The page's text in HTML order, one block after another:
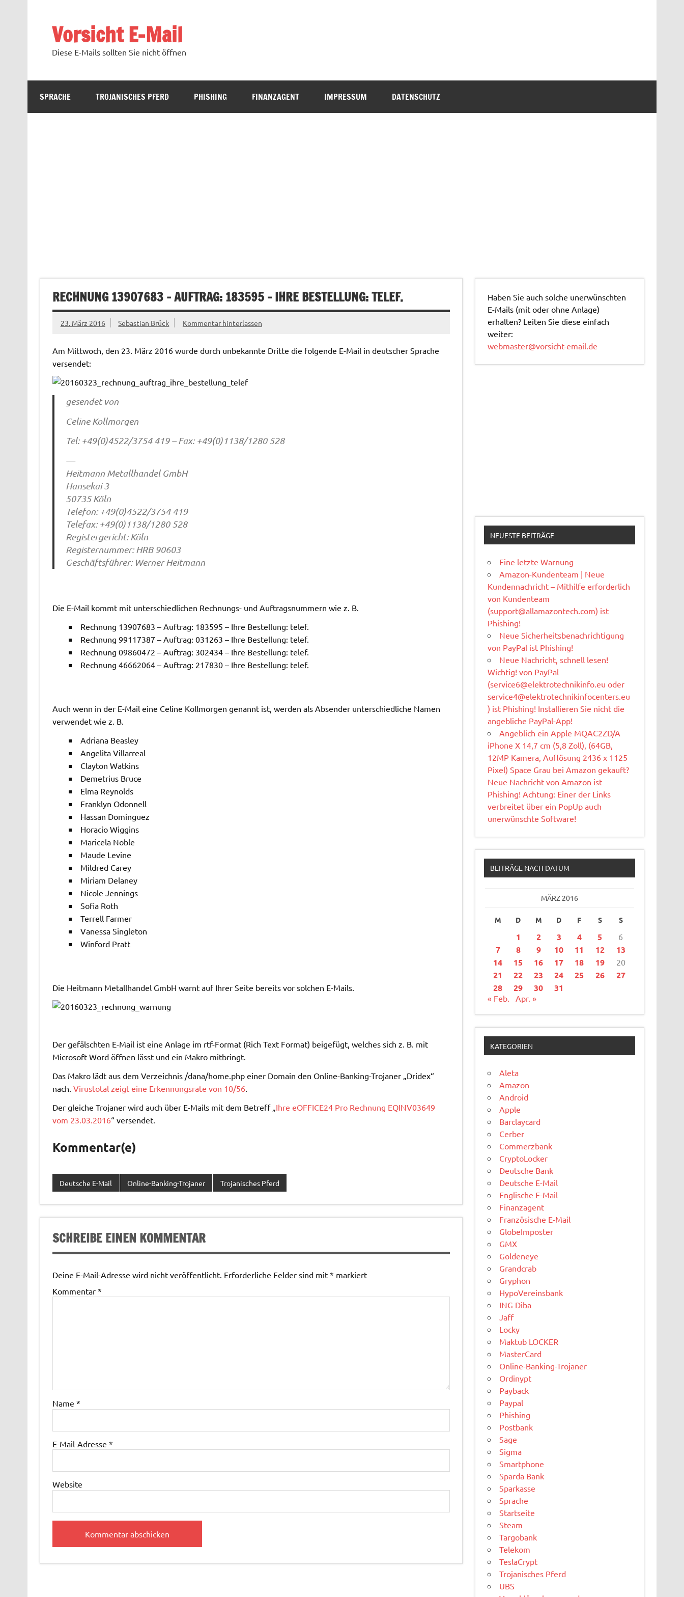
Vorsicht E-Mail
Diese E-Mails sollten Sie nicht öffnen
SPRACHE TROJANISCHES PFERD PHISHING FINANZAGENT IMPRESSUM DATENSCHUTZ
RECHNUNG 13907683 – AUFTRAG: 183595 – IHRE BESTELLUNG: TELEF.
23. März 2016 Sebastian Brück Kommentar hinterlassen
Am Mittwoch, den 23. März 2016 wurde durch unbekannte Dritte die folgende E-Mail in deutscher Sprache
versendet:
gesendet von
Celine Kollmorgen
Tel: +49(0)4522/3754 419 – Fax: +49(0)1138/1280 528
—
Heitmann Metallhandel GmbH
Hansekai 3
50735 Köln
Telefon: +49(0)4522/3754 419
Telefax: +49(0)1138/1280 528
Registergericht: Köln
Registernummer: HRB 90603
Geschäftsführer: Werner Heitmann
Die E-Mail kommt mit unterschiedlichen Rechnungs- und Auftragsnummern wie z. B.
Rechnung 13907683 – Auftrag: 183595 – Ihre Bestellung: telef.
Rechnung 99117387 – Auftrag: 031263 – Ihre Bestellung: telef.
Rechnung 09860472 – Auftrag: 302434 – Ihre Bestellung: telef.
Rechnung 46662064 – Auftrag: 217830 – Ihre Bestellung: telef.
Auch wenn in der E-Mail eine Celine Kollmorgen genannt ist, werden als Absender unterschiedliche Namen
verwendet wie z. B.
Adriana Beasley
Angelita Villarreal
Clayton Watkins
Demetrius Bruce
Elma Reynolds
Franklyn Odonnell
Hassan Dominguez
Horacio Wiggins
Maricela Noble
Maude Levine
Mildred Carey
Miriam Delaney
Nicole Jennings
Sofia Roth
Terrell Farmer
Vanessa Singleton
Winford Pratt
Die Heitmann Metallhandel GmbH warnt auf Ihrer Seite bereits vor solchen E-Mails.
Der gefälschten E-Mail ist eine Anlage im rtf-Format (Rich Text Format) beigefügt, welches sich z. B. mit
Microsoft Word öffnen lässt und ein Makro mitbringt.
Das Makro lädt aus dem Verzeichnis /dana/home.php einer Domain den Online-Banking-Trojaner „Dridex“
nach. Virustotal zeigt eine Erkennungsrate von 10/56.
Der gleiche Trojaner wird auch über E-Mails mit dem Betreff „ Ihre eOFFICE24 Pro Rechnung EQINV03649
vom 23.03.2016“ versendet.
Kommentar(e)
Deutsche E-Mail Online-Banking-Trojaner Trojanisches Pferd
SCHREIBE EINEN KOMMENTAR
Deine E-Mail-Adresse wird nicht veröffentlicht. Erforderliche Felder sind mit * markiert
Kommentar *
Name *
E-Mail-Adresse *
Website
Haben Sie auch solche unerwünschten
E-Mails (mit oder ohne Anlage)
erhalten? Leiten Sie diese einfach
weiter:
webmaster@vorsicht-email.de
NEUESTE BEITRÄGE
Eine letzte Warnung
Amazon-Kundenteam | Neue
Kundennachricht – Mithilfe erforderlich
von Kundenteam
(support@allamazontech.com) ist
Phishing!
Neue Sicherheitsbenachrichtigung
von PayPal ist Phishing!
Neue Nachricht, schnell lesen!
Wichtig! von PayPal
(service6@elektrotechnikinfo.eu oder
service4@elektrotechnikinfocenters.eu
) ist Phishing! Installieren Sie nicht die
angebliche PayPal-App!
Angeblich ein Apple MQAC2ZD/A
iPhone X 14,7 cm (5,8 Zoll), (64GB,
12MP Kamera, Auflösung 2436 x 1125
Pixel) Space Grau bei Amazon gekauft?
Neue Nachricht von Amazon ist
Phishing! Achtung: Einer der Links
verbreitet über ein PopUp auch
unerwünschte Software!
BEITRÄGE NACH DATUM
MÄRZ 2016
M D M D F S S
1 2 3 4 5 6
7 8 9 10 11 12
13
14
15 16 17 18 19 20
21 22 23 24 25 26
27
28
29 30 31
« Feb. Apr. »
KATEGORIEN
Aleta
Amazon
Android
Apple
Barclaycard
Cerber
Commerzbank
CryptoLocker
Deutsche Bank
Deutsche E-Mail
Englische E-Mail
Finanzagent
Französische E-Mail
GlobeImposter
GMX
Goldeneye
Grandcrab
Gryphon
HypoVereinsbank
ING Diba
Jaff
Locky
Maktub LOCKER
MasterCard
Online-Banking-Trojaner
Ordinypt
Payback
Paypal
Phishing
Postbank
Sage
Sigma
Smartphone
Sparda Bank
Sparkasse
Sprache
Startseite
Steam
Targobank
Telekom
TeslaCrypt
Trojanisches Pferd
UBS